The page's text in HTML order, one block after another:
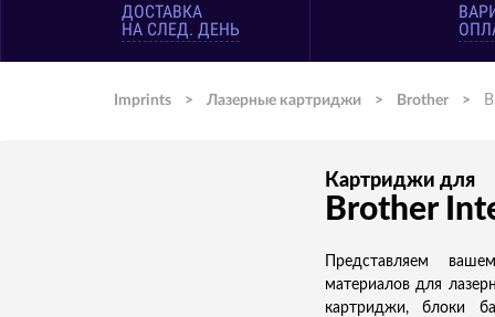
ДОСТАВКА
НА СЛЕД. ДЕНЬ
Imprints > Лазерные картриджи > Brother >
Картриджи для
Brother
Представляем
материалов для
картриджи, блоки